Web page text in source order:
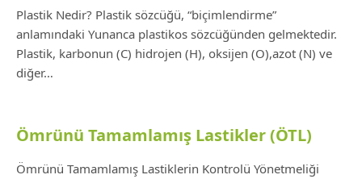
Plastik Nedir? Plastik sözcüğü, “biçimlendirme”
anlamındaki Yunanca plastikos sözcüğünden gelmektedir.
Plastik, karbonun (C) hidrojen (H), oksijen (O),azot (N) ve
diğer…
Ömrünü Tamamlamış Lastikler (ÖTL)
Ömrünü Tamamlamış Lastiklerin Kontrolü Yönetmeliği